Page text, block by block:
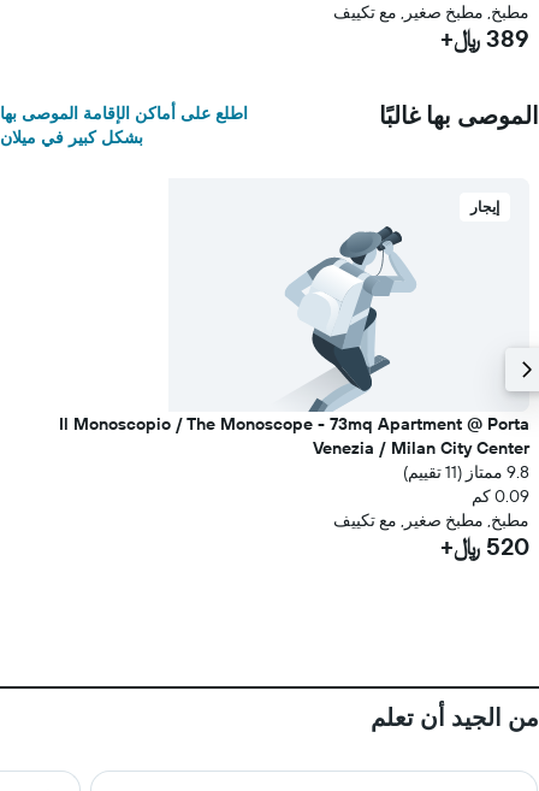
مطبخ, مطبخ صغير, مع تكييف
389 ﷼+
الموصى بها غالبًا
اطلع على أماكن الإقامة الموصى بها
بشكل كبير في ميلان
إيجار
Il Monoscopio / The Monoscope - 73mq Apartment @ Porta
Venezia / Milan City Center
9.8 ممتاز (11 تقييم)
0.09 كم
مطبخ, مطبخ صغير, مع تكييف
520 ﷼+
من الجيد أن تعلم